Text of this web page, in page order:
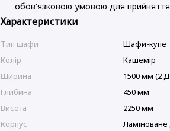
обов'язковою умовою для прийняття
Характеристики
Тип шафи
Шафи-купе
Колір
Кашемір
Ширина
1500 мм (2
Глибина
450 мм
Висота
2250 мм
Корпус